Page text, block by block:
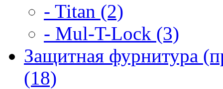
- Titan (2)
- Mul-T-Lock (3)
Защитная фурнитура
(18)